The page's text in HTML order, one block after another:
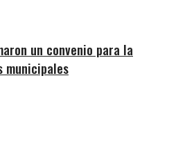
un convenio para la
municipales